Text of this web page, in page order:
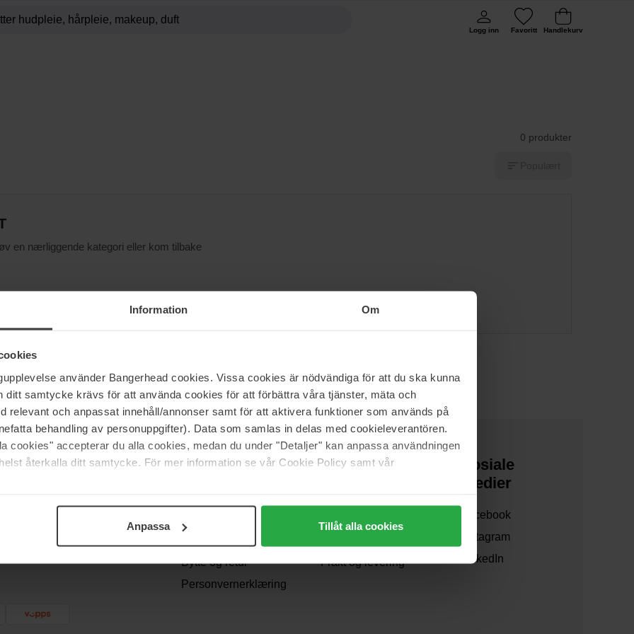
Information Om
använder Bangerhead cookies. Vissa cookies är nödvändiga för att du ska kunna
ditt samtycke krävs för att använda cookies för att förbättra våra tjänster, mäta och
relevant och anpassat innehåll/annonser samt för att aktivera funktioner som används på
behandling av personuppgifter). Data som samlas in delas med cookieleverantören.
cookies" accepterar du alla cookies, medan du under "Detaljer" kan anpassa användningen
återkalla ditt samtycke. För mer information se vår Cookie Policy samt vår
Anpassa Tillåt alla cookies
Logg inn Favoritt Handlekurv
0 produkter
en nærliggende kategori eller kom tilbake
deg
Support
Bytte og retur
Personvernerklæring
Om oss
Samarbeid med oss
Frakt og levering
Sosiale
medier
Facebook
Instagram
LinkedIn